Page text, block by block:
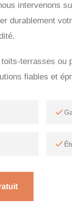
intervenons
durablement
terrasses ou
fiables et